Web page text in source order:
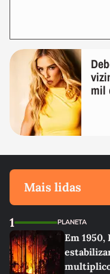
mil
Mais lidas
1 PLANETA
Em